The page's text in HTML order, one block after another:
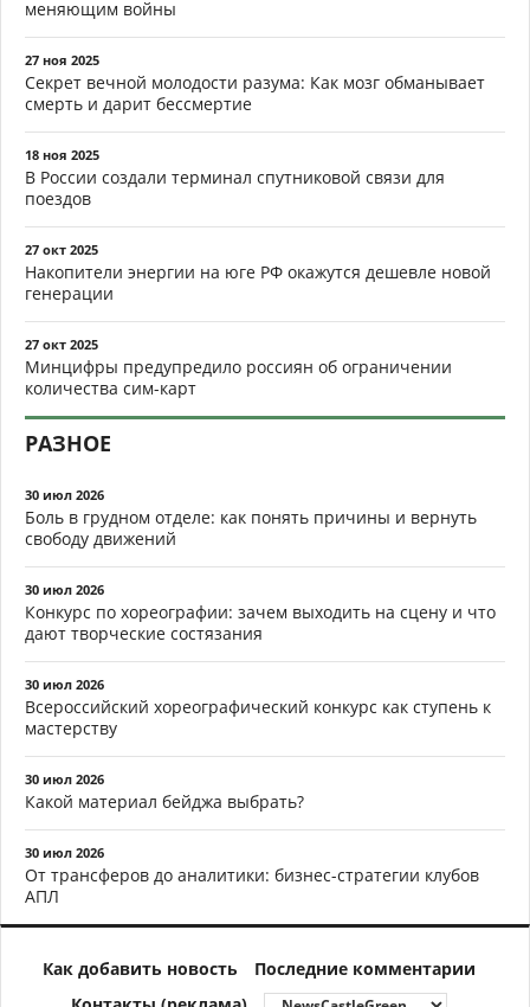
меняющим войны
27 ноя 2025
Секрет вечной молодости разума: Как мозг обманывает
смерть и дарит бессмертие
18 ноя 2025
В России создали терминал спутниковой связи для
поездов
27 окт 2025
Накопители энергии на юге РФ окажутся дешевле новой
генерации
27 окт 2025
Минцифры предупредило россиян об ограничении
количества сим-карт
РАЗНОЕ
30 июл 2026
Боль в грудном отделе: как понять причины и вернуть
свободу движений
30 июл 2026
Конкурс по хореографии: зачем выходить на сцену и что
дают творческие состязания
30 июл 2026
Всероссийский хореографический конкурс как ступень к
мастерству
30 июл 2026
Какой материал бейджа выбрать?
30 июл 2026
От трансферов до аналитики: бизнес-стратегии клубов
АПЛ
Как добавить новость
Последние комментарии